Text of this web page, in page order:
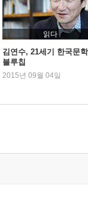
읽다
김연수, 21세기 한국문
블루칩
2015년 09월 04일